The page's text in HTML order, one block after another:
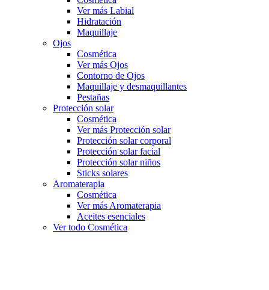
Ver más Labial
Hidratación
Maquillaje
Ojos
Cosmética
Ver más Ojos
Contorno de Ojos
Maquillaje y desmaquillantes
Pestañas
Protección solar
Cosmética
Ver más Protección solar
Protección solar corporal
Protección solar facial
Protección solar niños
Sticks solares
Aromaterapia
Cosmética
Ver más Aromaterapia
Aceites esenciales
Ver todo Cosmética